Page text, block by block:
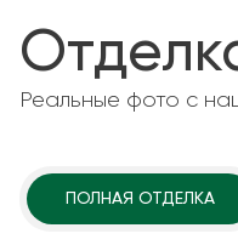
Реальные фото с
ПОЛНАЯ ОТДЕЛКА